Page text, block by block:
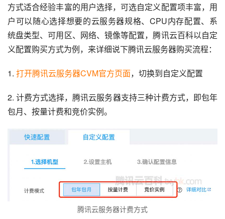
方式适合经验丰富的用户选择，可选自定义配置项丰富，用
户可以随心选择想要的云服务器规格、CPU内存配置、系
统盘类型、可用区、网络、镜像等配置，腾讯云百科以自定
义配置购买方式为例，来详细说下腾讯云服务器购买流程：
1. 打开腾讯云服务器CVM官方页面，切换到自定义配置
2. 计费方式选择，腾讯云服务器支持三种计费方式，即包年
包月、按量计费和竞价实例。
腾讯云服务器计费方式